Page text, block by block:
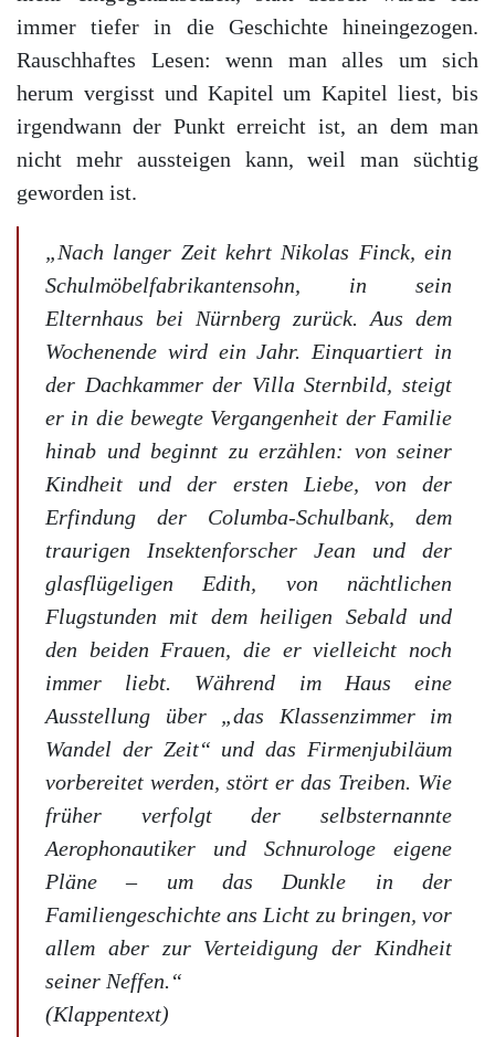
immer tiefer in die Geschichte hineingezogen.
Rauschhaftes Lesen: wenn man alles um sich
herum vergisst und Kapitel um Kapitel liest, bis
irgendwann der Punkt erreicht ist, an dem man
nicht mehr aussteigen kann, weil man süchtig
geworden ist.
„Nach langer Zeit kehrt Nikolas Finck, ein
Schulmöbelfabrikantensohn, in sein
Elternhaus bei Nürnberg zurück. Aus dem
Wochenende wird ein Jahr. Einquartiert in
der Dachkammer der Villa Sternbild, steigt
er in die bewegte Vergangenheit der Familie
hinab und beginnt zu erzählen: von seiner
Kindheit und der ersten Liebe, von der
Erfindung der Columba-Schulbank, dem
traurigen Insektenforscher Jean und der
glasflügeligen Edith, von nächtlichen
Flugstunden mit dem heiligen Sebald und
den beiden Frauen, die er vielleicht noch
immer liebt. Während im Haus eine
Ausstellung über „das Klassenzimmer im
Wandel der Zeit“ und das Firmenjubiläum
vorbereitet werden, stört er das Treiben. Wie
früher verfolgt der selbsternannte
Aerophonautiker und Schnurologe eigene
Pläne – um das Dunkle in der
Familiengeschichte ans Licht zu bringen, vor
allem aber zur Verteidigung der Kindheit
seiner Neffen.“
(Klappentext)